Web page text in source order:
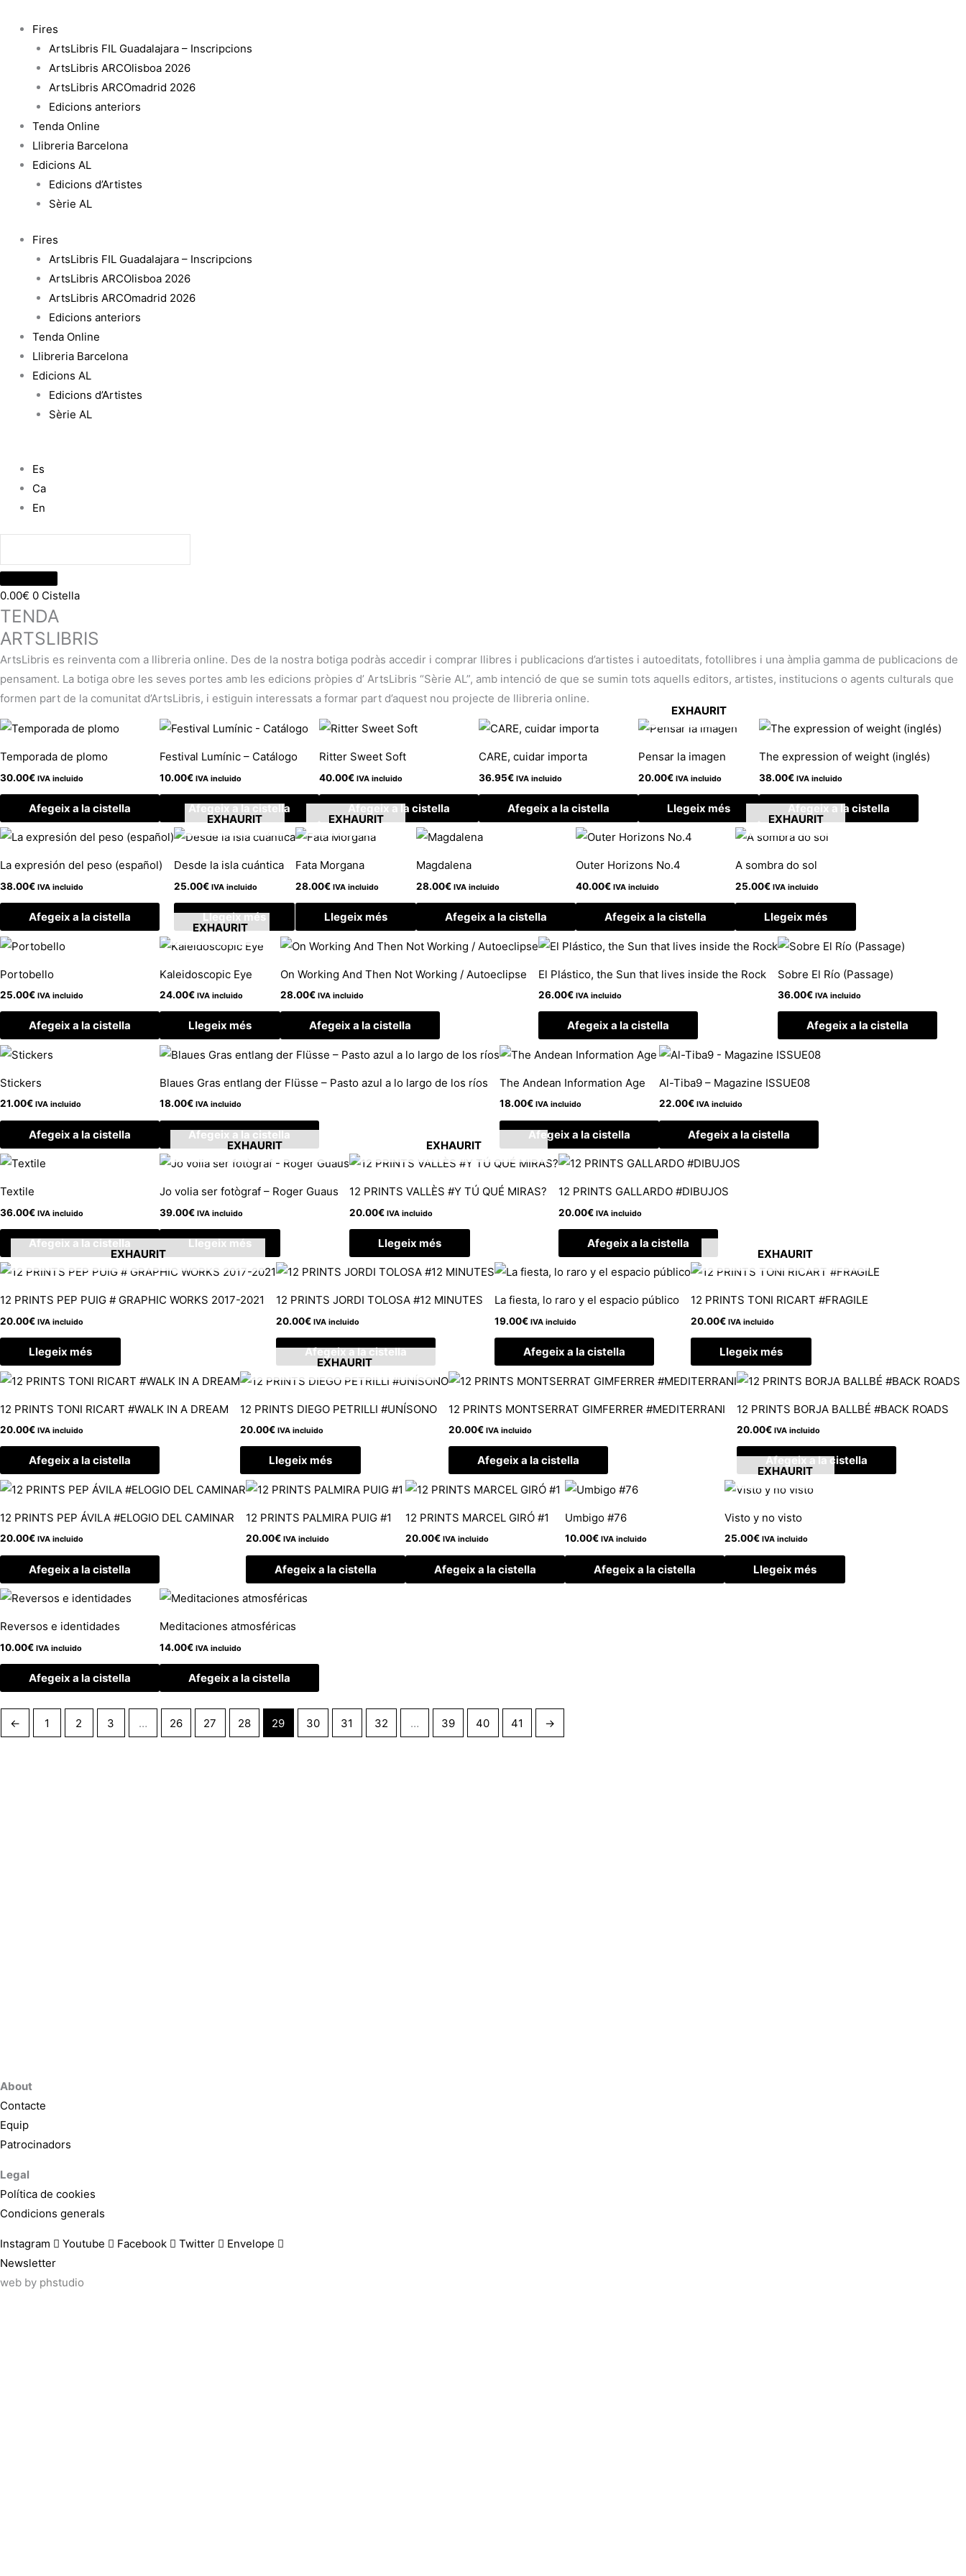
contingut
Fires
ArtsLibris FIL Guadalajara – Inscripcions
ArtsLibris ARCOlisboa 2026
ArtsLibris ARCOmadrid 2026
Edicions anteriors
Tenda Online
Llibreria Barcelona
Edicions AL
Edicions d’Artistes
Sèrie AL
Fires
ArtsLibris FIL Guadalajara – Inscripcions
ArtsLibris ARCOlisboa 2026
ArtsLibris ARCOmadrid 2026
Edicions anteriors
Tenda Online
Llibreria Barcelona
Edicions AL
Edicions d’Artistes
Sèrie AL
Es
Ca
En
0.00€ 0 Cistella
TENDA
ARTSLIBRIS
ArtsLibris es reinventa com a llibreria online. Des de la nostra botiga podràs accedir i comprar llibres i publicacions d’artistes i autoeditats, fotollibres i una àmplia gamma de publicacions de
pensament. La botiga obre les seves portes amb les edicions pròpies d’ ArtsLibris “Sèrie AL”, amb intenció de que se sumin tots aquells editors, artistes, institucions o agents culturals que
formen part de la comunitat d’ArtsLibris, i estiguin interessats a formar part d’aquest nou projecte de llibreria online.
Temporada de plomo
30.00€ IVA incluido
Afegeix a la cistella
Festival Lumínic – Catálogo
10.00€ IVA incluido
Afegeix a la cistella
Ritter Sweet Soft
40.00€ IVA incluido
Afegeix a la cistella
CARE, cuidar importa
36.95€ IVA incluido
Afegeix a la cistella
EXHAURIT
Pensar la imagen
20.00€ IVA incluido
Llegeix més
The expression of weight (inglés)
38.00€ IVA incluido
Afegeix a la cistella
La expresión del peso (español)
38.00€ IVA incluido
Afegeix a la cistella
EXHAURIT
Desde la isla cuántica
25.00€ IVA incluido
Llegeix més
EXHAURIT
Fata Morgana
28.00€ IVA incluido
Llegeix més
Magdalena
28.00€ IVA incluido
Afegeix a la cistella
Outer Horizons No.4
40.00€ IVA incluido
Afegeix a la cistella
EXHAURIT
A sombra do sol
25.00€ IVA incluido
Llegeix més
Portobello
25.00€ IVA incluido
Afegeix a la cistella
EXHAURIT
Kaleidoscopic Eye
24.00€ IVA incluido
Llegeix més
On Working And Then Not Working / Autoeclipse
28.00€ IVA incluido
Afegeix a la cistella
El Plástico, the Sun that lives inside the Rock
26.00€ IVA incluido
Afegeix a la cistella
Sobre El Río (Passage)
36.00€ IVA incluido
Afegeix a la cistella
Stickers
21.00€ IVA incluido
Afegeix a la cistella
Blaues Gras entlang der Flüsse – Pasto azul a lo largo de los ríos
18.00€ IVA incluido
Afegeix a la cistella
The Andean Information Age
18.00€ IVA incluido
Afegeix a la cistella
Al-Tiba9 – Magazine ISSUE08
22.00€ IVA incluido
Afegeix a la cistella
Textile
36.00€ IVA incluido
Afegeix a la cistella
EXHAURIT
Jo volia ser fotògraf – Roger Guaus
39.00€ IVA incluido
Llegeix més
EXHAURIT
12 PRINTS VALLÈS #Y TÚ QUÉ MIRAS?
20.00€ IVA incluido
Llegeix més
12 PRINTS GALLARDO #DIBUJOS
20.00€ IVA incluido
Afegeix a la cistella
EXHAURIT
12 PRINTS PEP PUIG # GRAPHIC WORKS 2017-2021
20.00€ IVA incluido
Llegeix més
12 PRINTS JORDI TOLOSA #12 MINUTES
20.00€ IVA incluido
Afegeix a la cistella
La fiesta, lo raro y el espacio público
19.00€ IVA incluido
Afegeix a la cistella
EXHAURIT
12 PRINTS TONI RICART #FRAGILE
20.00€ IVA incluido
Llegeix més
12 PRINTS TONI RICART #WALK IN A DREAM
20.00€ IVA incluido
Afegeix a la cistella
EXHAURIT
12 PRINTS DIEGO PETRILLI #UNÍSONO
20.00€ IVA incluido
Llegeix més
12 PRINTS MONTSERRAT GIMFERRER #MEDITERRANI
20.00€ IVA incluido
Afegeix a la cistella
12 PRINTS BORJA BALLBÉ #BACK ROADS
20.00€ IVA incluido
Afegeix a la cistella
12 PRINTS PEP ÁVILA #ELOGIO DEL CAMINAR
20.00€ IVA incluido
Afegeix a la cistella
12 PRINTS PALMIRA PUIG #1
20.00€ IVA incluido
Afegeix a la cistella
12 PRINTS MARCEL GIRÓ #1
20.00€ IVA incluido
Afegeix a la cistella
Umbigo #76
10.00€ IVA incluido
Afegeix a la cistella
EXHAURIT
Visto y no visto
25.00€ IVA incluido
Llegeix més
Reversos e identidades
10.00€ IVA incluido
Afegeix a la cistella
Meditaciones atmosféricas
14.00€ IVA incluido
Afegeix a la cistella
← 1 2 3 … 26 27 28 29 30 31 32 … 39 40 41 →
About
Contacte
Equip
Patrocinadors
Legal
Política de cookies
Condicions generals
Instagram Youtube Facebook Twitter
Envelope
Newsletter
web by phstudio